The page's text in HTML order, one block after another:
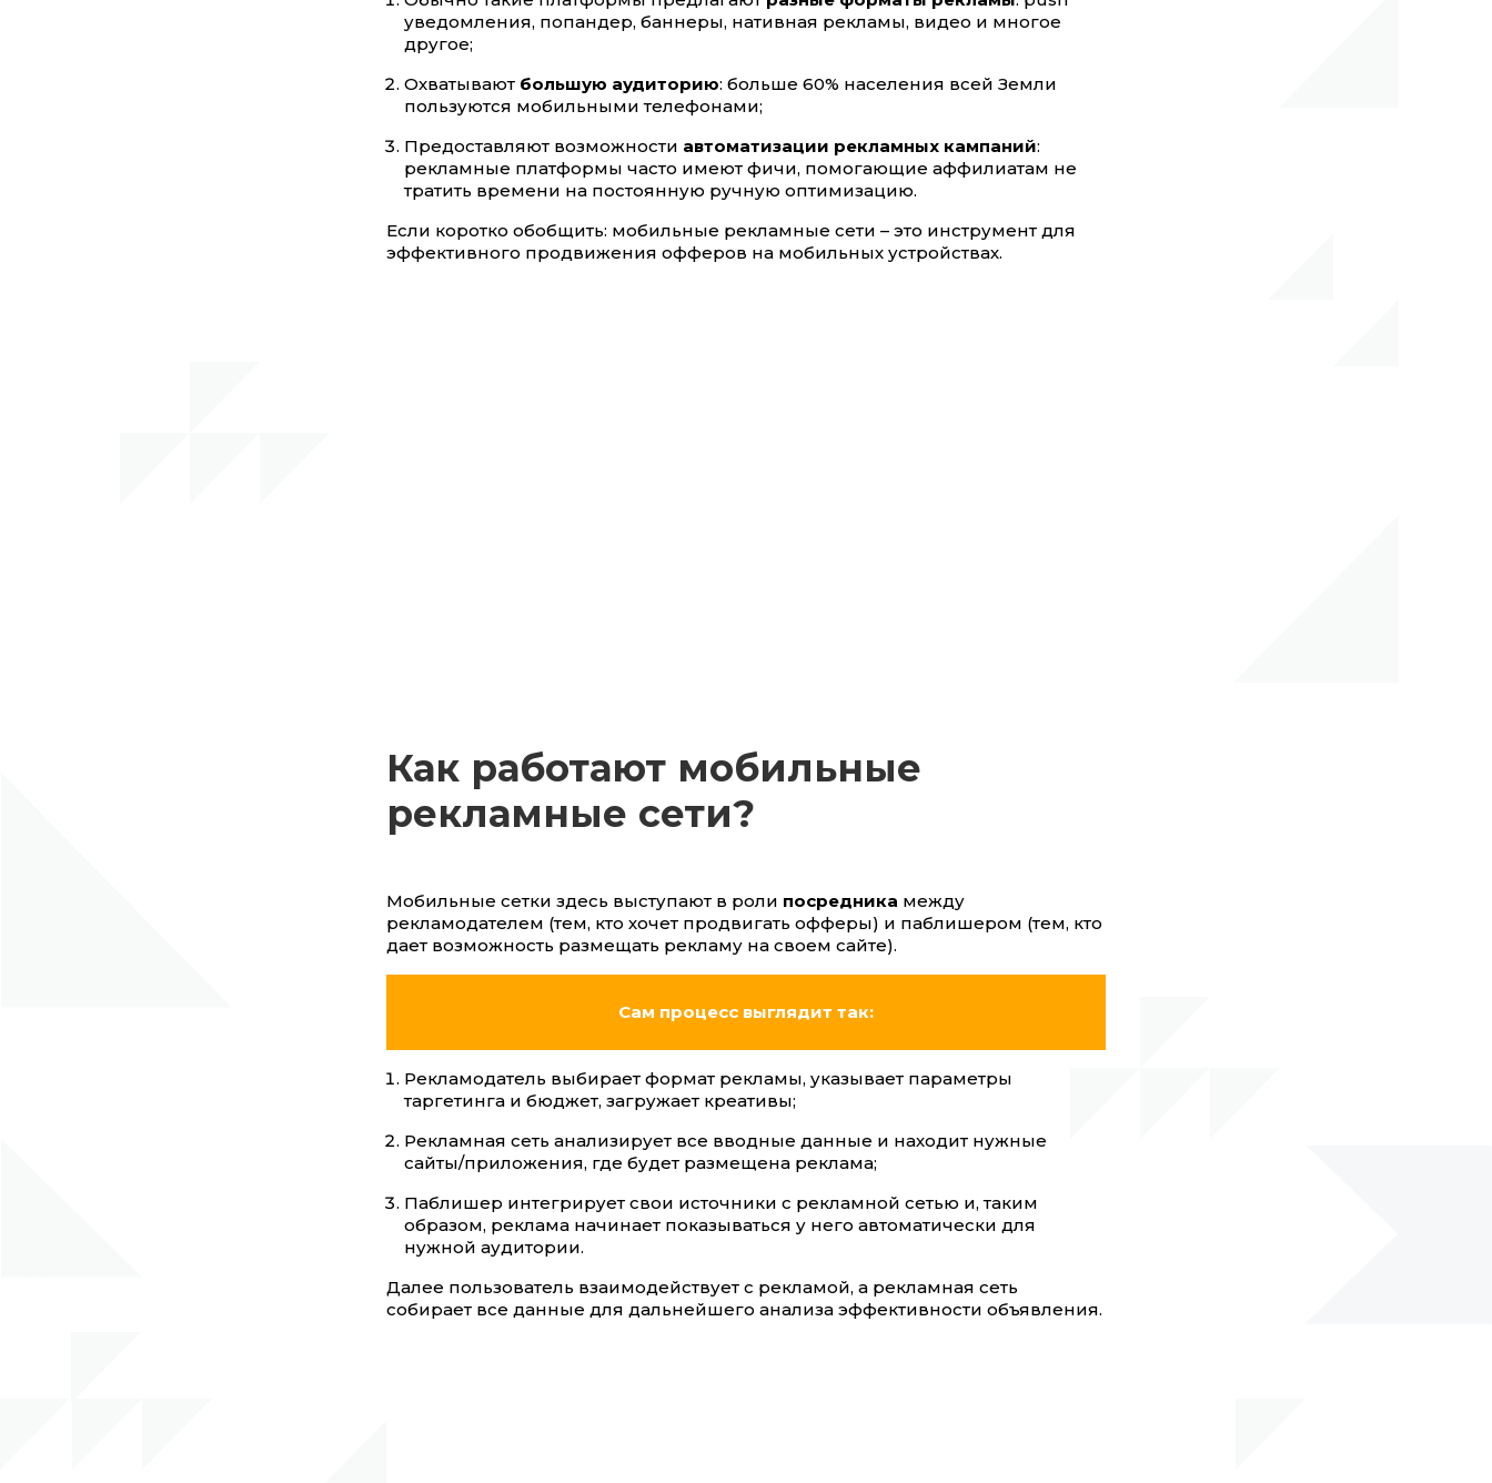
уведомления, попандер, баннеры, нативная рекламы, видео и многое
другое;
Охватывают большую аудиторию: больше 60% населения всей Земли
пользуются мобильными телефонами;
Предоставляют возможности автоматизации рекламных кампаний:
рекламные платформы часто имеют фичи, помогающие аффилиатам не
тратить времени на постоянную ручную оптимизацию.
Если коротко обобщить: мобильные рекламные сети – это инструмент для
эффективного продвижения офферов на мобильных устройствах.
Как работают мобильные
рекламные сети?
Мобильные сетки здесь выступают в роли посредника между
рекламодателем (тем, кто хочет продвигать офферы) и паблишером (тем, кто
дает возможность размещать рекламу на своем сайте).
Сам процесс выглядит так:
Рекламодатель выбирает формат рекламы, указывает параметры
таргетинга и бюджет, загружает креативы;
Рекламная сеть анализирует все вводные данные и находит нужные
сайты/приложения, где будет размещена реклама;
Паблишер интегрирует свои источники с рекламной сетью и, таким
образом, реклама начинает показываться у него автоматически для
нужной аудитории.
Далее пользователь взаимодействует с рекламой, а рекламная сеть
собирает все данные для дальнейшего анализа эффективности объявления.